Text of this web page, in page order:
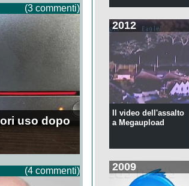
(3 commenti)
uso dopo
(4 commenti)
2012
Il video dell'assalto
a Megaupload
2009